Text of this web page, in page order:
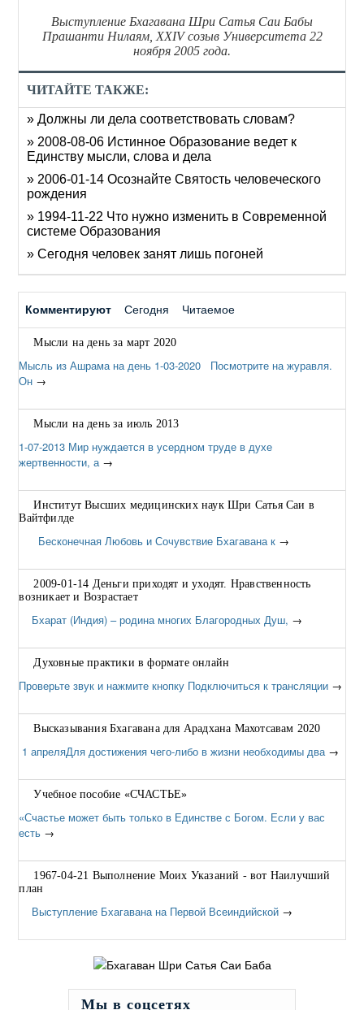
Выступление Бхагавана Шри Сатья Саи Бабы
Прашанти Нилаям, XXIV созыв Университета 22
ноября 2005 года.
ЧИТАЙТЕ ТАКЖЕ:
» Должны ли дела соответствовать словам?
» 2008-08-06 Истинное Образование ведет к
Единству мысли, слова и дела
» 2006-01-14 Осознайте Святость человеческого
рождения
» 1994-11-22 Что нужно изменить в Современной
системе Образования
» Сегодня человек занят лишь погоней
Комментируют Сегодня Читаемое
Мысли на день за март 2020
Мысль из Ашрама на день 1-03-2020 Посмотрите на журавля.
Он →
Мысли на день за июль 2013
1-07-2013 Мир нуждается в усердном труде в духе
жертвенности, а→
Институт Высших медицинских наук Шри Сатья Саи в
Вайтфилде
Бесконечная Любовь и Сочувствие Бхагавана к →
2009-01-14 Деньги приходят и уходят. Нравственность
возникает и Возрастает
Бхарат (Индия) – родина многих Благородных Душ, →
Духовные практики в формате онлайн
Проверьте звук и нажмите кнопку Подключиться к трансляции →
Высказывания Бхагавана для Арадхана Махотсавам 2020
1 апреляДля достижения чего-либо в жизни необходимы два→
Учебное пособие «СЧАСТЬЕ»
«Счастье может быть только в Единстве с Богом. Если у вас
есть →
1967-04-21 Выполнение Моих Указаний - вот Наилучший
план
Выступление Бхагавана на Первой Всеиндийской →
Мы в соцсетях